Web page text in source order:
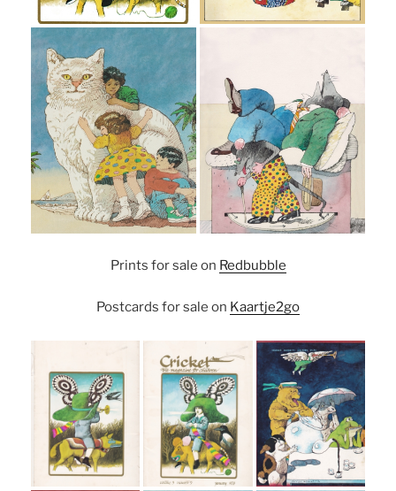
Prints for sale on Redbubble
Postcards for sale on Kaartje2go